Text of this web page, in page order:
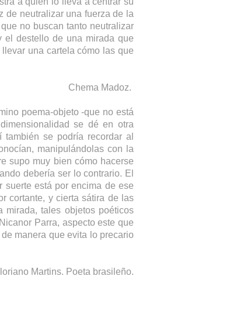
de neutralizar una fuerza de la
no buscan tanto neutralizar
el destello de una mirada que
una cartela cómo las que
Chema Madoz.
poema-objeto -que no está
se dé en otra
se podría recordar al
manipulándolas con la
supo muy bien cómo hacerse
debería ser lo contrario. El
suerte está por encima de ese
cortante, y cierta sátira de las
tales objetos poéticos
Parra, aspecto este que
manera que evita lo precario
Martins. Poeta brasileño.